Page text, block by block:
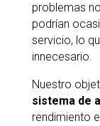
problemas
podrían
servicio, lo
innecesario.
Nuestro
sistema de
rendimiento